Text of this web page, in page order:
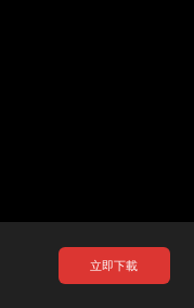
立即下載